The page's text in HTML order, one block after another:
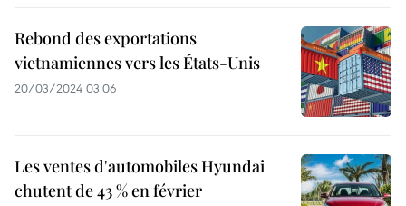
Rebond des exportations
vietnamiennes vers les États-Unis
20/03/2024 03:06
Les ventes d'automobiles Hyundai
chutent de 43 % en février